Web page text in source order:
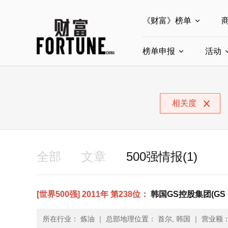
《财富》榜单
全部榜单
中国最具影响力商
榜单申报
中国ESG影响力榜
活动
相关度
全部 文章 500强情报(1)
[世界500强] 2011年 第238位： 韩国GS控股集团
所在行业： 炼油 ｜ 总部地理位置： 首尔, 韩国 ｜ 营业额